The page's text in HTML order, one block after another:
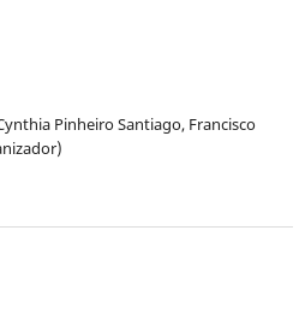
Pinheiro Santiago, Francisco